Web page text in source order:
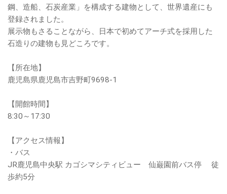
鋼、造船、石炭産業」を構成する建物として、世界遺産にも
登録されました。
展示物もさることながら、日本で初めてアーチ式を採用した
石造りの建物も見どころです。
【所在地】
鹿児島県鹿児島市吉野町9698-1
【開館時間】
8:30～17:30
【アクセス情報】
・バス
JR鹿児島中央駅 カゴシマシティビュー 仙巌園前バス停 徒
歩約5分